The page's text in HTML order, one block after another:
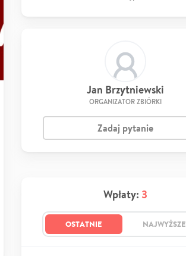
Jan Brzytniewski
ORGANIZATOR ZBIÓRKI
Zadaj pytanie
Wpłaty: 3
OSTATNIE NAJWYŻSZE